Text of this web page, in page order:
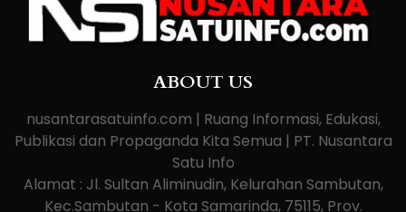
ABOUT US
nusantarasatuinfo.com | Ruang Informasi, Edukasi,
Publikasi dan Propaganda Kita Semua | PT. Nusantara
Satu Info
Alamat : Jl. Sultan Aliminudin, Kelurahan Sambutan,
Kec.Sambutan - Kota Samarinda, 75115, Prov.